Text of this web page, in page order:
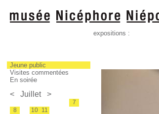
expositions :
Jeune public
Visites commentées
En soirée
< Juillet >
7
8
10 11